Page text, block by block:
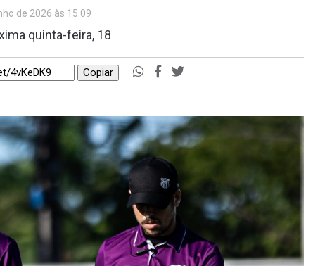
de 2026 às 15:09
quinta-feira, 18
Copiar